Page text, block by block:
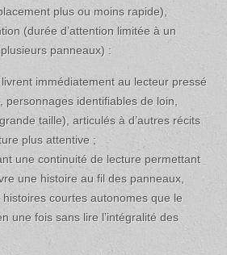
plus ou moins rapide),
(durée d’attention limitée à un
panneaux) :
immédiatement au lecteur pressé
personnages identifiables de loin,
taille), articulés à d’autres récits
plus attentive ;
une continuité de lecture permettant
une histoire au fil des panneaux,
courtes autonomes que le
une fois sans lire l’intégralité des